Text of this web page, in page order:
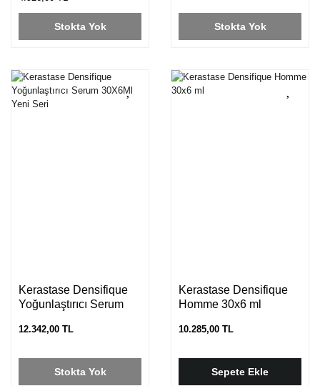
Stokta Yok Stokta Yok
Kerastase Densifique
Yoğunlaştırıcı Serum
12.342,00 TL
Stokta Yok
Kerastase Densifique
Homme 30x6 ml
10.285,00 TL
Sepete Ekle